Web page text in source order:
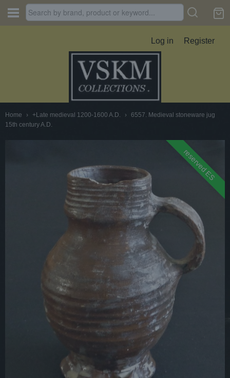
Log in Register
Home › +Late medieval 1200-1600 A.D. › 6557. Medieval stoneware jug
15th century A.D.
reserved ES